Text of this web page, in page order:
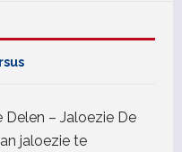
– Jaloezie De
jaloezie te